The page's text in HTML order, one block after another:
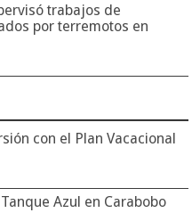
trabajos de
por terremotos en
con el Plan Vacacional
Azul en Carabobo